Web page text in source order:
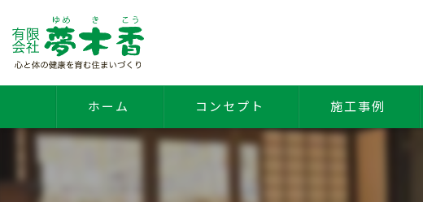
ホーム コンセプト 施工事例